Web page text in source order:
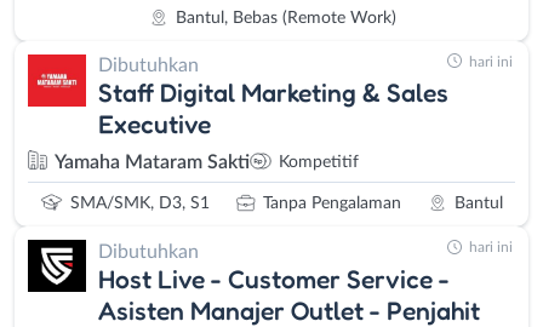
Bantul, Bebas (Remote Work)
Dibutuhkan
Staff Digital Marketing & Sales
Executive
Yamaha Mataram Sakti Kompetitif
SMA/SMK, D3, S1 Tanpa Pengalaman Bantul
hari ini
Dibutuhkan
Host Live - Customer Service -
Asisten Manajer Outlet - Penjahit
hari ini